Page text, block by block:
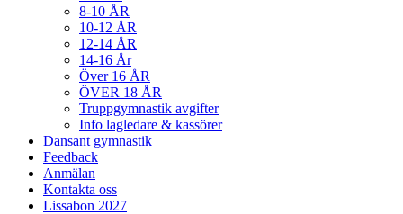
8-10 ÅR
10-12 ÅR
12-14 ÅR
14-16 År
Över 16 ÅR
ÖVER 18 ÅR
Truppgymnastik avgifter
Info lagledare & kassörer
Dansant gymnastik
Feedback
Anmälan
Kontakta oss
Lissabon 2027